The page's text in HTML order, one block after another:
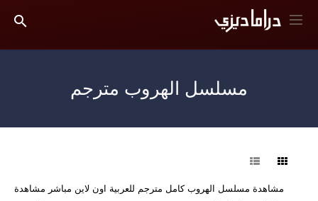
مسلسل الهروب مترجم
مشاهدة مسلسل الهروب كامل مترجم للعربية اون لاين مباشر مشاهدة